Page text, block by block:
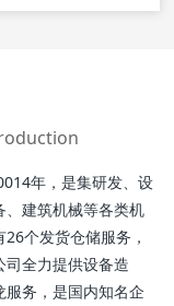
年，是集研发、设
、建筑机械等各类机
个发货仓储服务，
全力提供设备造
务，是国内知名企